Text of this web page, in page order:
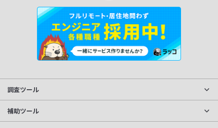
調査ツール
サイト分析
補助ツール